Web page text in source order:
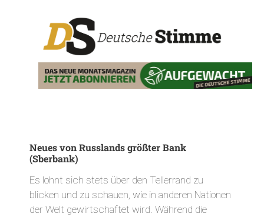
Neues von Russlands größter Bank
(Sberbank)
Es lohnt sich stets über den Tellerrand zu
blicken und zu schauen, wie in anderen Nationen
der Welt gewirtschaftet wird. Während die